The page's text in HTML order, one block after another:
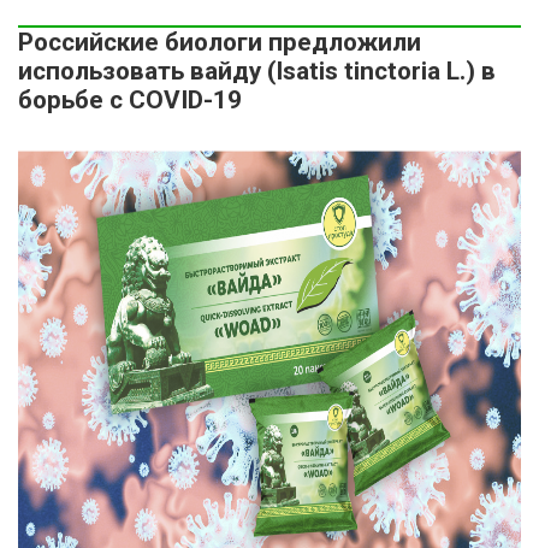
Российские биологи предложили
использовать вайду (Isatis tinctoria L.) в
борьбе с COVID-19